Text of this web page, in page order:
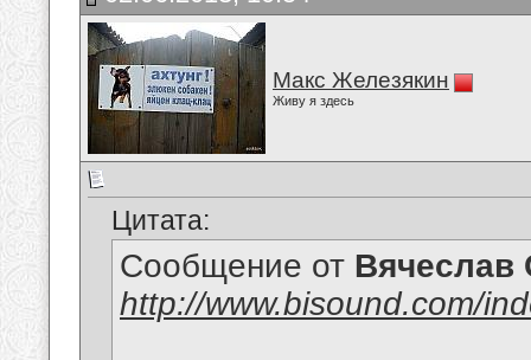
Макс Железякин
Живу я здесь
Цитата:
Сообщение от Вячеслав
http://www.bisound.com/